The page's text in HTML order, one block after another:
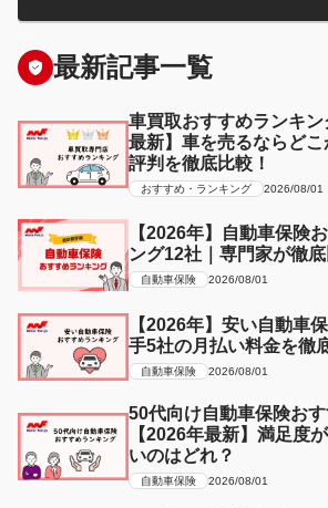
最新記事一覧
車買取おすすめランキ
最新】車を売るならどこ
評判を徹底比較！
おすすめ・ランキング 2026/08/01
【2026年】自動車保険
ング12社｜専門家が徹
自動車保険 2026/08/01
【2026年】安い自動車
手5社の月払い料金を徹
自動車保険 2026/08/01
50代向け自動車保険お
【2026年最新】満足度
いのはどれ？
自動車保険 2026/08/01